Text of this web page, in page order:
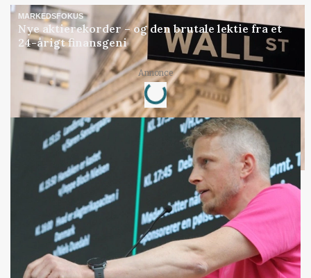
MARKEDSFOKUS
Nye aktierekorder – og den brutale lektie fra et
24-årigt finansgeni
Annonce
Loading...